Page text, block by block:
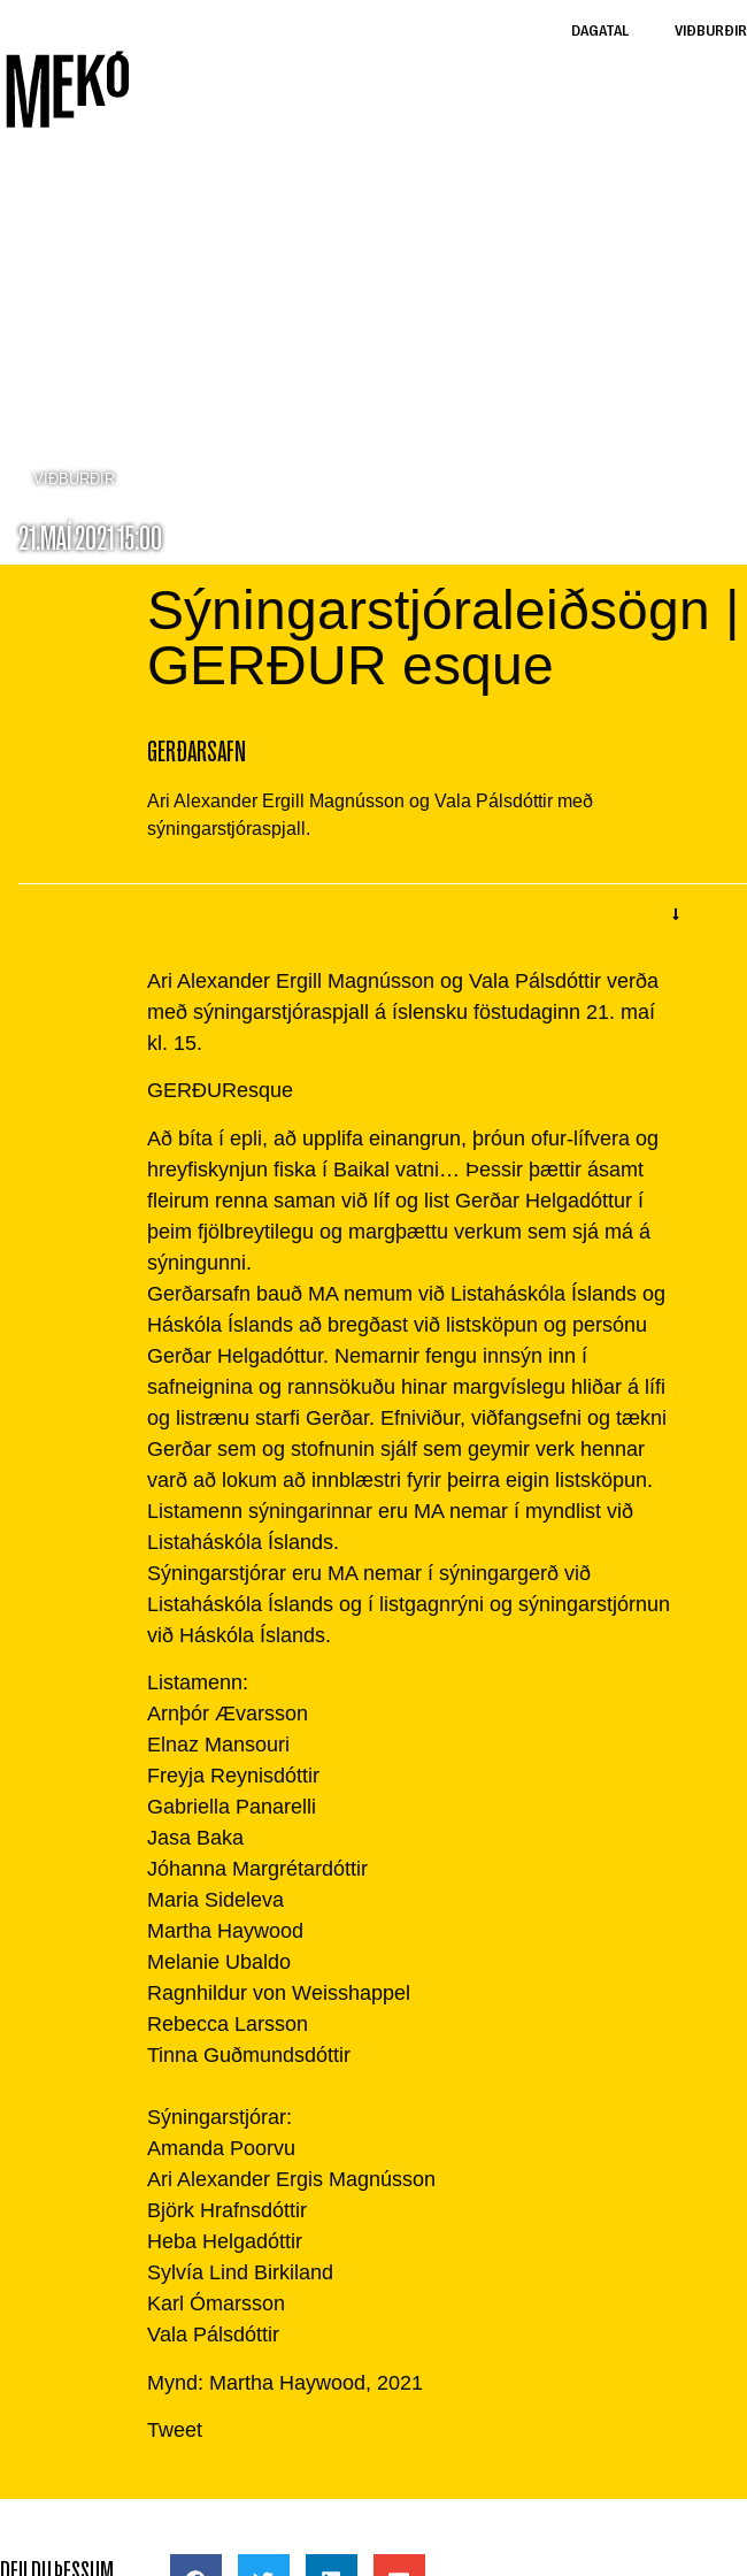
DAGATAL VIÐBURÐIR
VIÐBURÐIR
21.MAÍ 2021 15:00
Sýningarstjóraleiðsögn |
GERÐUR esque
GERÐARSAFN
Ari Alexander Ergill Magnússon og Vala Pálsdóttir með
sýningarstjóraspjall.
Ari Alexander Ergill Magnússon og Vala Pálsdóttir verða
með sýningarstjóraspjall á íslensku föstudaginn 21. maí
kl. 15.
GERÐUResque
Að bíta í epli, að upplifa einangrun, þróun ofur-lífvera og
hreyfiskynjun fiska í Baikal vatni… Þessir þættir ásamt
fleirum renna saman við líf og list Gerðar Helgadóttur í
þeim fjölbreytilegu og margþættu verkum sem sjá má á
sýningunni.
Gerðarsafn bauð MA nemum við Listaháskóla Íslands og
Háskóla Íslands að bregðast við listsköpun og persónu
Gerðar Helgadóttur. Nemarnir fengu innsýn inn í
safneignina og rannsökuðu hinar margvíslegu hliðar á lífi
og listrænu starfi Gerðar. Efniviður, viðfangsefni og tækni
Gerðar sem og stofnunin sjálf sem geymir verk hennar
varð að lokum að innblæstri fyrir þeirra eigin listsköpun.
Listamenn sýningarinnar eru MA nemar í myndlist við
Listaháskóla Íslands.
Sýningarstjórar eru MA nemar í sýningargerð við
Listaháskóla Íslands og í listgagnrýni og sýningarstjórnun
við Háskóla Íslands.
Listamenn:
Arnþór Ævarsson
Elnaz Mansouri
Freyja Reynisdóttir
Gabriella Panarelli
Jasa Baka
Jóhanna Margrétardóttir
Maria Sideleva
Martha Haywood
Melanie Ubaldo
Ragnhildur von Weisshappel
Rebecca Larsson
Tinna Guðmundsdóttir
Sýningarstjórar:
Amanda Poorvu
Ari Alexander Ergis Magnússon
Björk Hrafnsdóttir
Heba Helgadóttir
Sylvía Lind Birkiland
Karl Ómarsson
Vala Pálsdóttir
Mynd: Martha Haywood, 2021
Tweet